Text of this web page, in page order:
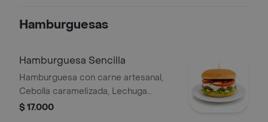
Hamburguesas
Hamburguesa Sencilla
Hamburguesa con carne artesanal,
Cebolla caramelizada, Lechuga
fresca, Tomate, Papa ripio, Salsas y
$ 17.000